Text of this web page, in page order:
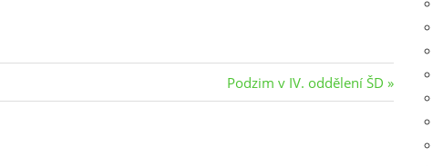
Next
Post:
Podzim v IV. oddělení ŠD